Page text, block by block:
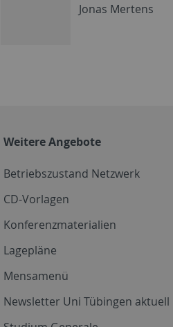
Jonas Mertens
Weitere Angebote
Betriebszustand Netzwerk
CD-Vorlagen
Konferenzmaterialien
Lagepläne
Mensamenü
Newsletter Uni Tübingen aktuell